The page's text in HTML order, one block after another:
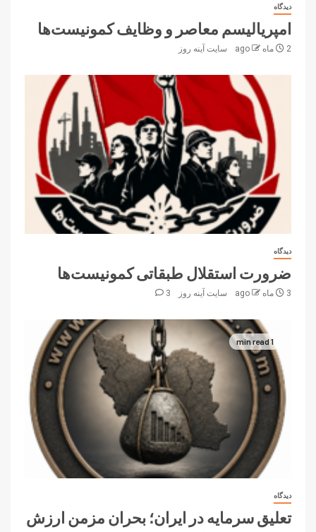
دیدگاه
امپریالیسم معاصر و وظایف کمونیست‌ها
2 ماه ago سایت آینه‌ روز
دیدگاه
ضرورت استقلال طبقاتی کمونیست‌ها
3 ماه ago سایت آینه‌ روز 3
1 min read
دیدگاه
تعلیق سرمایه در ایران؛ بحران مزمن ارزش